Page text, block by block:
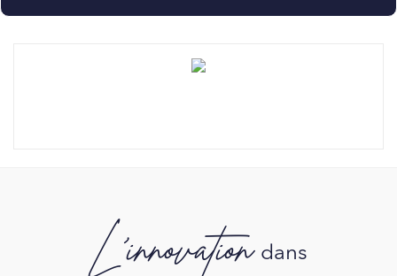
L'innovation dans